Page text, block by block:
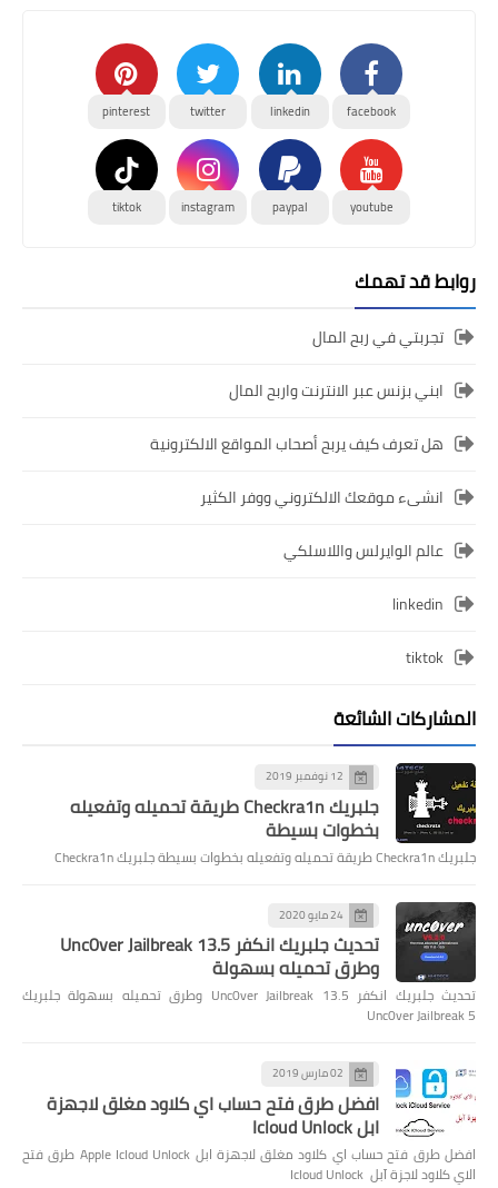
facebook
linkedin
twitter
pinterest
youtube
paypal
instagram
tiktok
روابط قد تهمك
تجربتي في ربح المال
ابني بزنس عبر الانترنت واربح المال
هل تعرف كيف يربح أصحاب المواقع الالكترونية
انشىء موقعك الالكتروني ووفر الكثير
عالم الوايرلس واللاسلكي
linkedin
tiktok
المشاركات الشائعة
12 نوفمبر 2019
جلبريك Checkra1n طريقة تحميله وتفعيله
بخطوات بسيطة
جلبريك Checkra1n طريقة تحميله وتفعيله بخطوات بسيطة جلبريك Checkra1n
24 مايو 2020
تحديث جلبريك انكفر Unc0ver Jailbreak 13.5
وطرق تحميله بسهولة
تحديث جلبريك انكفر Unc0ver Jailbreak 13.5 وطرق تحميله بسهولة جلبريك
Unc0ver Jailbreak 5
02 مارس 2019
افضل طرق فتح حساب اي كلاود مغلق لاجهزة
ابل Icloud Unlock
افضل طرق فتح حساب اي كلاود مغلق لاجهزة ابل Apple Icloud Unlock طرق فتح
الاي كلاود لاجزة آبل Icloud Unlock